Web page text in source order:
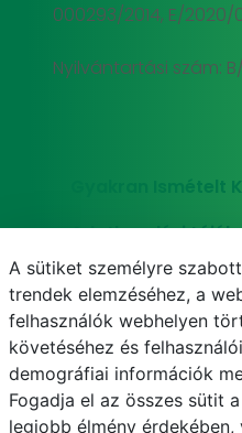
000293/2014, E/2020/
Nyilvántartási szám:
Gyakran Ismételt
Adatkezelési
Süti (cookie)
E-mail
A sütiket személyre
trendek elemzéséhez, a
felhasználók webhelyen
követéséhez és
demográfiai információk
Fogadja el az összes sütit
legjobb élmény